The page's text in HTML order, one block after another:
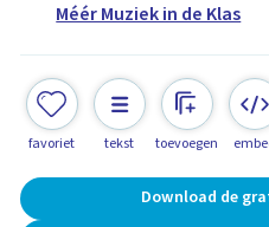
Méér Muziek in de Klas
favoriet tekst toevoegen
Download de